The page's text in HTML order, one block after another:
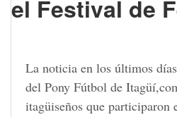
el Festival de
La noticia en los últimos
del Pony Fútbol de
itagüiseños que participaron